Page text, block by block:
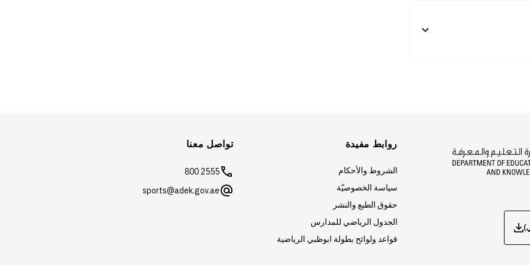
روابط مفيدة
الشروط والأحكام
سياسة الخصوصيّة
حقوق الطبع والنشر
الجدول الرياضي للمدارس
قواعد ولوائح بطولة ابوظبي الرياضية
تواصل معنا
800 2555
sports@adek.gov.ae